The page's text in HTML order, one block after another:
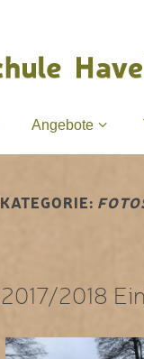
Angebote
KATEGORIE:
2017/2018